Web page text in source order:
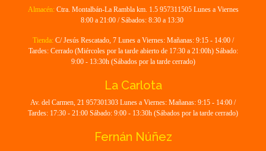
Almacén: Ctra. Montalbán-La Rambla km. 1.5 957311505 Lunes a Viernes
8:00 a 21:00 / Sábados: 8:30 a 13:30
Tienda: C/ Jesús Rescatado, 7 Lunes a Viernes: Mañanas: 9:15 - 14:00 /
Tardes: Cerrado (Miércoles por la tarde abierto de 17:30 a 21:00h) Sábado:
9:00 - 13:30h (Sábados por la tarde cerrado)
La Carlota
Av. del Carmen, 21 957301303 Lunes a Viernes: Mañanas: 9:15 - 14:00 /
Tardes: 17:30 - 21:00 Sábado: 9:00 - 13:30h (Sábados por la tarde cerrado)
Fernán Núñez